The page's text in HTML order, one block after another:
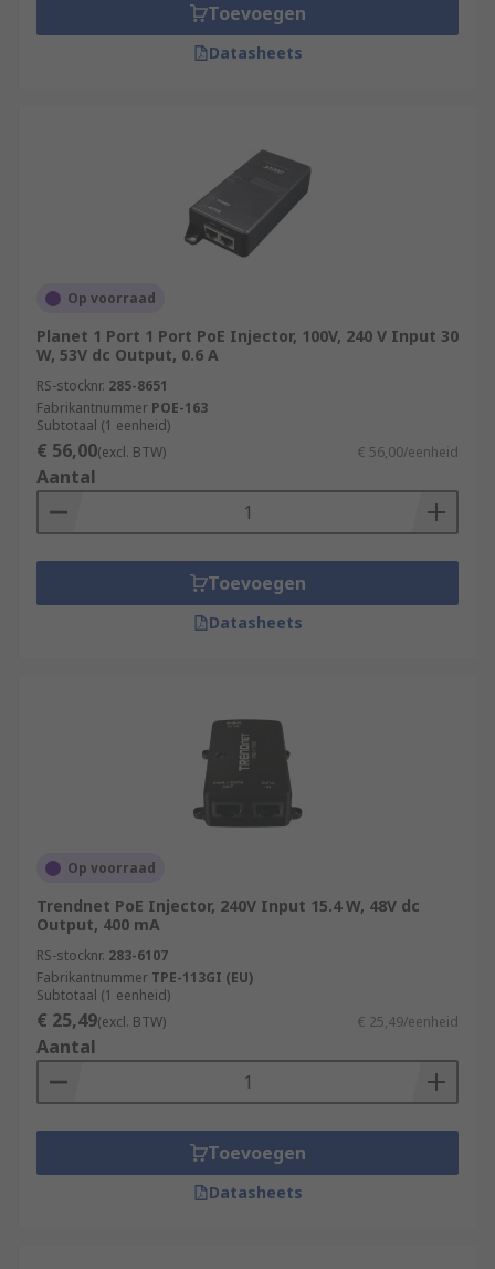
Toevoegen
Datasheets
Op voorraad
Planet 1 Port 1 Port PoE Injector, 100V, 240 V Input 30
W, 53V dc Output, 0.6 A
RS-stocknr. 285-8651
Fabrikantnummer POE-163
Subtotaal (1 eenheid)
€ 56,00(excl. BTW) € 56,00/eenheid
Aantal
Toevoegen
Datasheets
Op voorraad
Trendnet PoE Injector, 240V Input 15.4 W, 48V dc
Output, 400 mA
RS-stocknr. 283-6107
Fabrikantnummer TPE-113GI (EU)
Subtotaal (1 eenheid)
€ 25,49(excl. BTW) € 25,49/eenheid
Aantal
Toevoegen
Datasheets